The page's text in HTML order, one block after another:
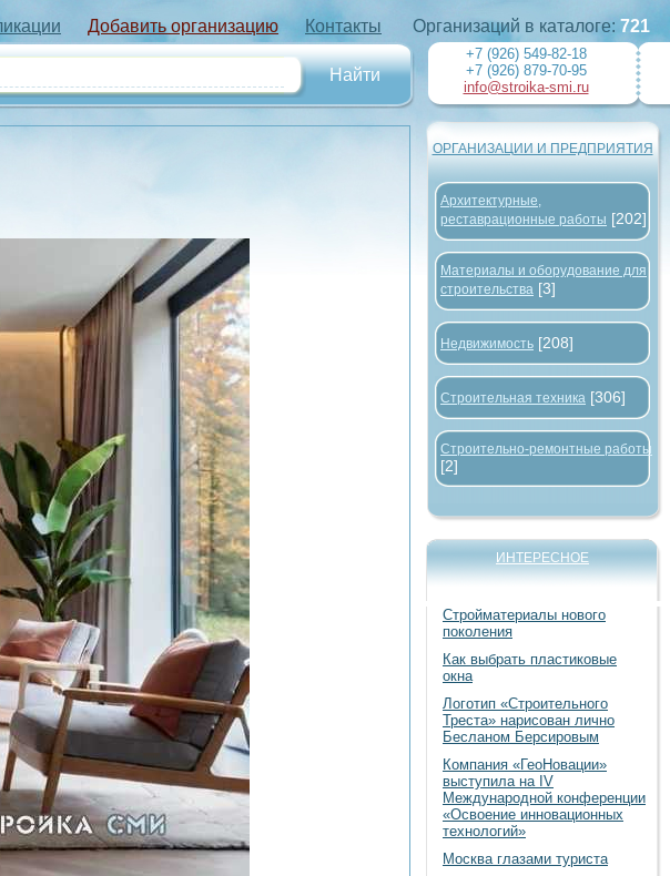
Добавить организацию Контакты Организаций в каталоге: 721
+7 (926) 549-82-18
+7 (926) 879-70-95
info@stroika-smi.ru
ОРГАНИЗАЦИИ И ПРЕДПРИЯТИЯ
Архитектурные,
реставрационные работы [202]
Материалы и оборудование для
строительства [3]
Недвижимость [208]
Строительная техника [306]
Строительно-ремонтные работы
[2]
ИНТЕРЕСНОЕ
Стройматериалы нового
поколения
Как выбрать пластиковые
окна
Логотип «Строительного
Треста» нарисован лично
Бесланом Берсировым
Компания «ГеоНовации»
выступила на IV
Международной конференции
«Освоение инновационных
технологий»
Москва глазами туриста